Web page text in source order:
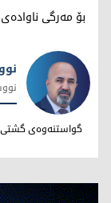
بۆ مەرگی
نووری بێخاڵی
گواستنەوەی گشتی؛